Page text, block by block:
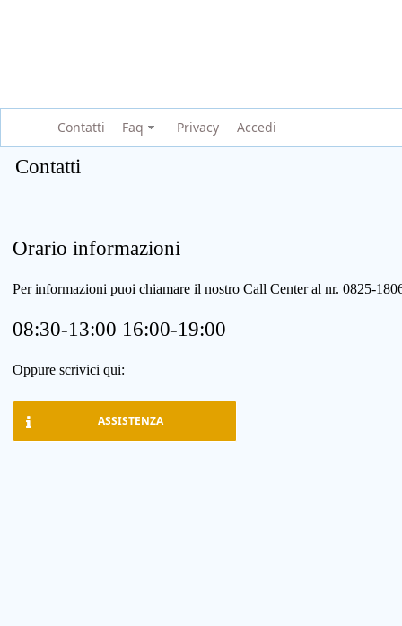
Contatti Faq Privacy Accedi
Contatti
Orario informazioni
Per informazioni puoi chiamare il nostro Call Center al nr. 0825-
08:30-13:00 16:00-19:00
Oppure scrivici qui:
ASSISTENZA